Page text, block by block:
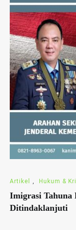
Artikel , Hukum &
Imigrasi Tahuna
Ditindaklanjuti